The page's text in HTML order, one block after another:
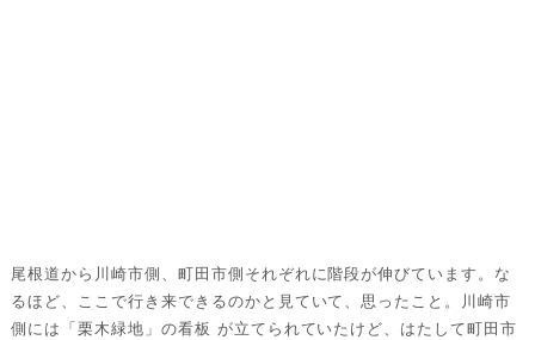
尾根道から川崎市側、町田市側それぞれに階段が伸びています。な
るほど、ここで行き来できるのかと見ていて、思ったこと。川崎市
側には「栗木緑地」の看板 が立てられていたけど、はたして町田市